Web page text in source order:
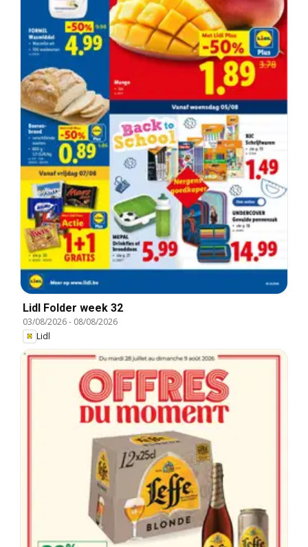
Lidl Folder week 32
03/08/2026- 08/08/2026
Lidl